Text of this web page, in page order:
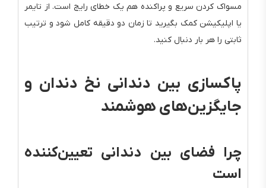
مسواک کردن سریع و پراکنده هم یک خطای رایج است. از تایمر
یا اپلیکیشن کمک بگیرید تا زمان دو دقیقه کامل شود و ترتیب
ثابتی را هر بار دنبال کنید.
پاکسازی بین دندانی نخ دندان و
جایگزین‌های هوشمند
چرا فضای بین دندانی تعیین‌کننده
است